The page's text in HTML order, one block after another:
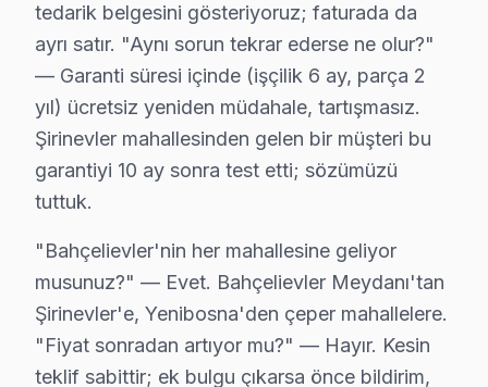
• Bahçelievler'in tüm mahallelerine hızlı ulaşım
• Bahçelievler'de mobil servis aracı ile yerinde
• Bahçelievler'de acil durumlarda öncelikli randevu
• Bahçelievler servisimizde 7/24 çağrı merkezi desteği
Bahçelievler'da Awox acil televizyon paneli servisi
Awox ürünlerine hakim, sertifikalı teknisyen
Ekibimizin farkı:
• Bahçelievler'de ortalama 10+ yıl sektör deneyimi
• Awox özel sertifika ve eğitimler
tedarik belgesini gösteriyoruz; faturada da
ayrı satır. "Aynı sorun tekrar ederse ne olur?"
— Garanti süresi içinde (işçilik 6 ay, parça 2
yıl) ücretsiz yeniden müdahale, tartışmasız.
Şirinevler mahallesinden gelen bir müşteri bu
garantiyi 10 ay sonra test etti; sözümüzü
tuttuk.
"Bahçelievler'nin her mahallesine geliyor
musunuz?" — Evet. Bahçelievler Meydanı'tan
Şirinevler'e, Yenibosna'den çeper mahallelere.
"Fiyat sonradan artıyor mu?" — Hayır. Kesin
teklif sabittir; ek bulgu çıkarsa önce bildirim,